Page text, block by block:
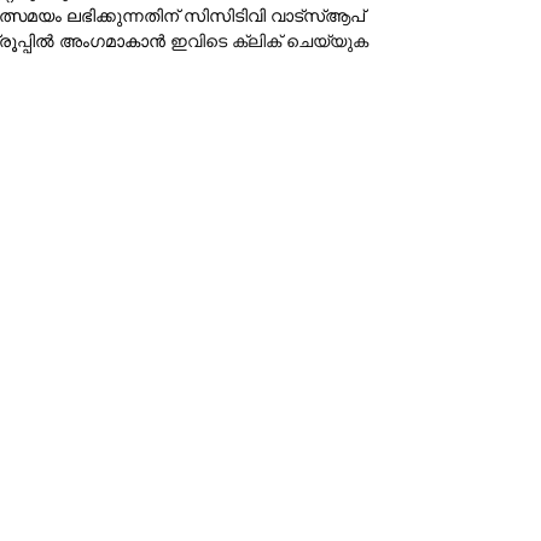
ലഭിക്കുന്നതിന് സിസിടിവി വാട്‌സ്ആപ്
അംഗമാകാന്‍ ഇവിടെ ക്ലിക് ചെയ്യുക